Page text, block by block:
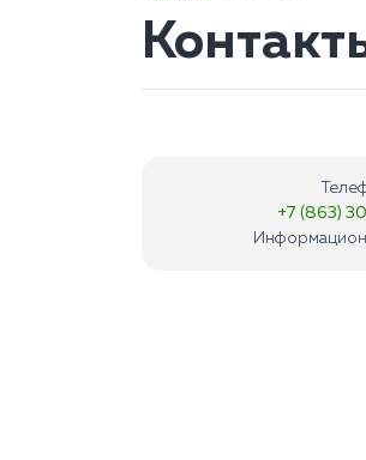
+7 (863)